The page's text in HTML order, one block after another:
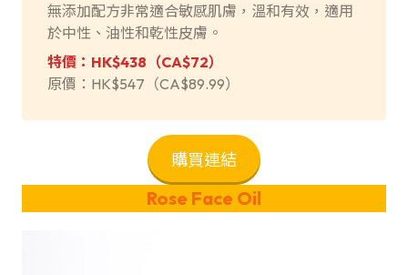
無添加配方非常適合敏感肌膚，溫和有效，適用
於中性、油性和乾性皮膚。
特價：HK$438（CA$72）
原價：HK$547（CA$89.99）
購買連結
Rose Face Oil